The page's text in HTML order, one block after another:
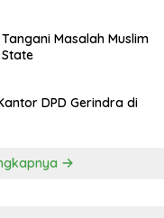
Masalah Muslim
DPD Gerindra di